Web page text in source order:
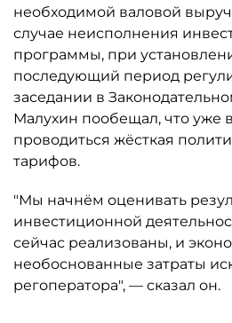
необходимой валовой
случае неисполнения
программы, при
последующий период
заседании в
Малухин пообещал, что уже
проводиться жёсткая
тарифов.
"Мы начнём оценивать
инвестиционной
сейчас реализованы, и
необоснованные затраты
регоператора", — сказал он.